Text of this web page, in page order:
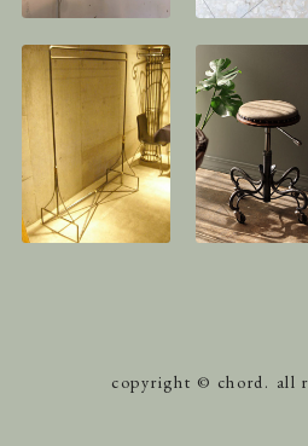
copyright © chord. all